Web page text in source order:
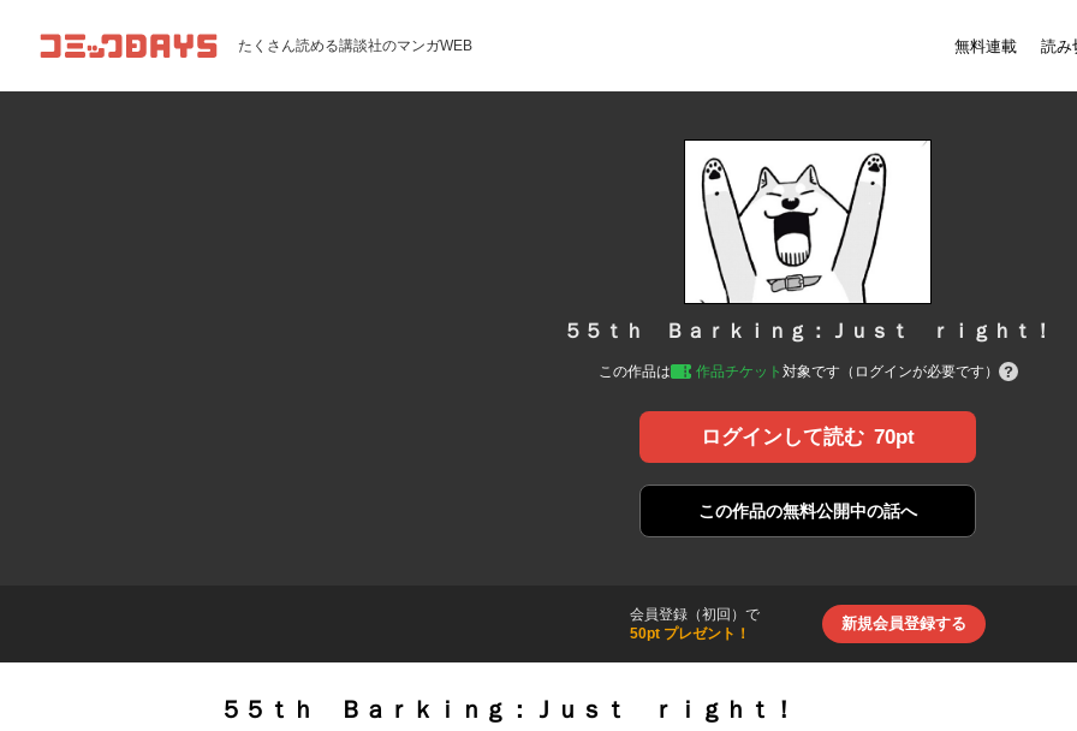
コミックDAYS たくさん読める講談社のマンガWEB 無料連載 読み
５５ｔｈ Ｂａｒｋｉｎｇ：Ｊｕｓｔ ｒｉｇｈｔ！
この作品は 作品チケット 対象です（ログインが必要です）
ログインして読む 70pt
この作品の無料公開中の話へ
会員登録（初回）で
50pt プレゼント！
新規会員登録する
５５ｔｈ Ｂａｒｋｉｎｇ：Ｊｕｓｔ ｒｉｇｈｔ！